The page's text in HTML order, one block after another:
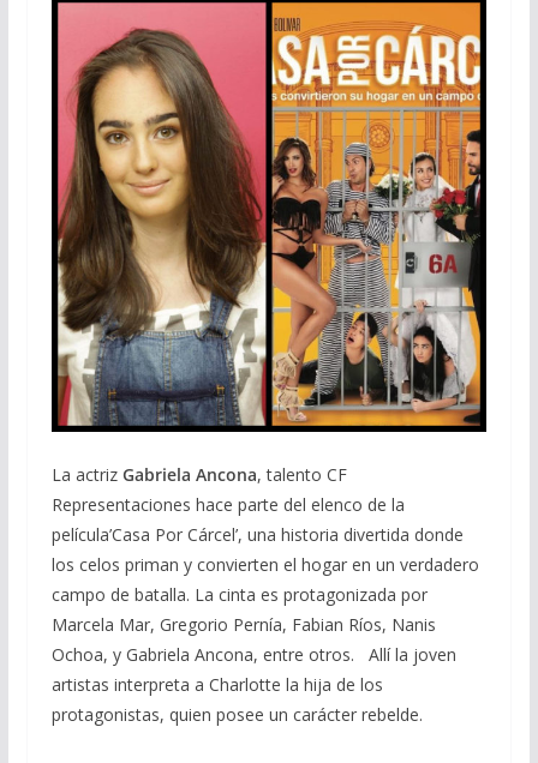
La actriz Gabriela Ancona, talento CF
Representaciones hace parte del elenco de la
película’Casa Por Cárcel’, una historia divertida donde
los celos priman y convierten el hogar en un verdadero
campo de batalla. La cinta es protagonizada por
Marcela Mar, Gregorio Pernía, Fabian Ríos, Nanis
Ochoa, y Gabriela Ancona, entre otros. Allí la joven
artistas interpreta a Charlotte la hija de los
protagonistas, quien posee un carácter rebelde.